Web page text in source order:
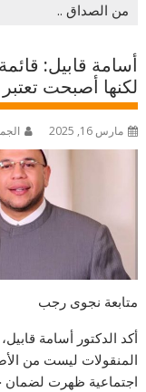
من الصداق ..
أسامة قابيل:
لكنها أصبحت
مارس 16, 2025
متابعة نجوى رجب
أكد الدكتور أسامة
المنقولات ليست من
اجتماعية ظهرت لضمان